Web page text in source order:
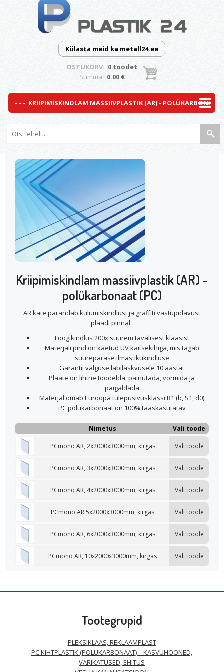
Külasta meid ka metall24.ee
OSTUKORV: 0 toodet
Summa: 0.00 €
Kriipimiskindlam massiivplastik (AR) -
polükarbonaat (PC)
AR kate parandab kulumiskindlust ja graffiti vastupidavust
plaadi pinnal.
Löögikindlus 200x suurem tavalisest klaasist
Materjali pind on kaetud UV kaitsekihiga, mis tagab
suurepärase ilmastikukindluse
Garantii valguse läbilaskvusele 10 aastat
Plaate on lihtne töödelda, painutada, vormida ja
paigaldada
Materjal omab Euroopa tulepüsivusklassi B1 (b, S1, d0)
PC polükarbonaat on 100% taaskasutatav
Nimetus Vali toode
PCmono AR, 2x2000x3000mm, kirgas Vali toode
PCmono AR, 3x2000x3000mm, kirgas Vali toode
PCmono AR, 4x2000x3000mm, kirgas Vali toode
PCmono AR 5x2000x3000mm, kirgas Vali toode
PCmono AR, 6x2000x3000mm, kirgas Vali toode
PCmono AR, 10x2000x3000mm, kirgas Vali toode
Tootegrupid
PLEKSIKLAAS, REKLAAMPLAST
PC KIHTPLASTIK (POLÜKARBONAAT) – KASVUHOONED,
VARIKATUSED, EHITUS